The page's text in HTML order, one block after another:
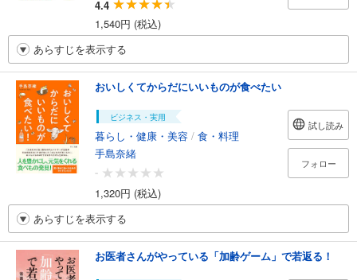
4.4
1,540円 (税込)
あらすじを表示する
おいしくてからだにいいものが食べたい
ビジネス・実用
暮らし・健康・美容 / 食・料理
手島奈緒
-
1,320円 (税込)
試し読み
フォロー
あらすじを表示する
お医者さんがやっている「加齢ゲーム」で若返る！